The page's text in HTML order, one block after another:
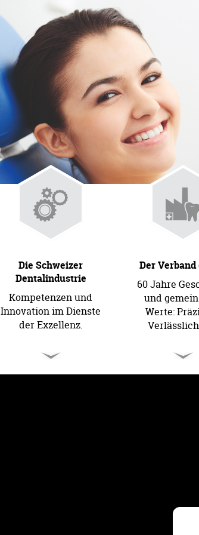
Die Schweizer
Dentalindustrie
Kompetenzen und
Innovation im Dienste
der Exzellenz.
Der Verband
60 Jahre
und
Werte:
Tradition.